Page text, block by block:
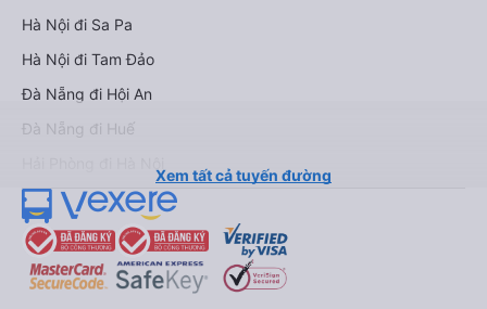
Hà Nội đi Sa Pa
Hà Nội đi Tam Đảo
Đà Nẵng đi Hội An
Đà Nẵng đi Huế
Xem tất cả tuyến đường